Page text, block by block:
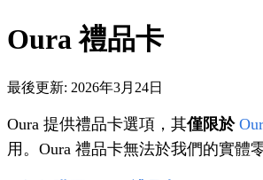
Oura 禮品卡
最後更新: 2026年3月24日
Oura 提供禮品卡選項，其僅限於
用。Oura 禮品卡無法於我們的實體